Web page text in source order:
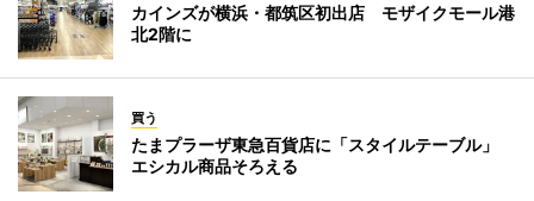
カインズが横浜・都筑区初出店 モザイクモール港
北2階に
買う
たまプラーザ東急百貨店に「スタイルテーブル」
エシカル商品そろえる